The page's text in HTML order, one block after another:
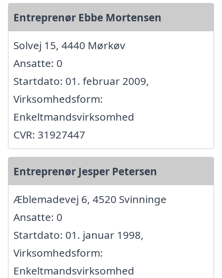
Entreprenør Ebbe Mortensen
Solvej 15, 4440 Mørkøv
Ansatte: 0
Startdato: 01. februar 2009,
Virksomhedsform:
Enkeltmandsvirksomhed
CVR: 31927447
Entreprenør Jesper Petersen
Æblemadevej 6, 4520 Svinninge
Ansatte: 0
Startdato: 01. januar 1998,
Virksomhedsform:
Enkeltmandsvirksomhed